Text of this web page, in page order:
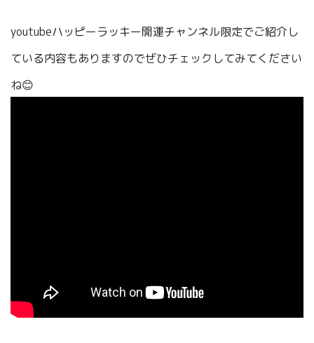
youtubeハッピーラッキー開運チャンネル限定でご紹介し
ている内容もありますのでぜひチェックしてみてください
ね😊